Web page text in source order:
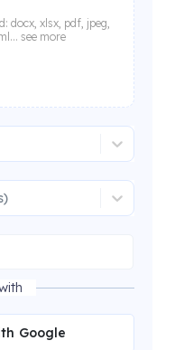
docx, xlsx, pdf, jpeg,
see more
Google